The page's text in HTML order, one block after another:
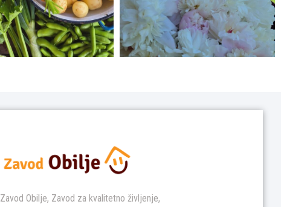
Zavod Obilje, Zavod za kvalitetno življenje,